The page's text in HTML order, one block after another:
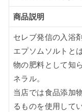
商品説明
セレブ発信の入浴
エプソムソルトと
物の肥料として知
ネラル。
当店では食品添加
るものを使用して